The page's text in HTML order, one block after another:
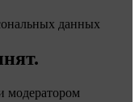
данных
модератором